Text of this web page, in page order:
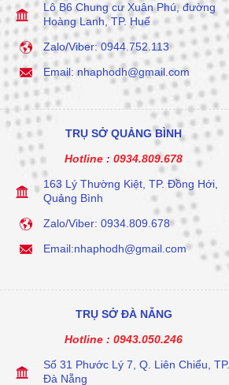
Lô B6 Chung cư Xuân Phú, đường
Hoàng Lanh, TP. Huế
Zalo/Viber: 0944.752.113
Email: nhaphodh@gmail.com
TRỤ SỞ QUẢNG BÌNH
Hotline : 0934.809.678
163 Lý Thường Kiệt, TP. Đồng Hới,
Quảng Bình
Zalo/Viber: 0934.809.678
Email:nhaphodh@gmail.com
TRỤ SỞ ĐÀ NẴNG
Hotline : 0943.050.246
Số 31 Phước Lý 7, Q. Liên Chiểu, TP.
Đà Nẵng